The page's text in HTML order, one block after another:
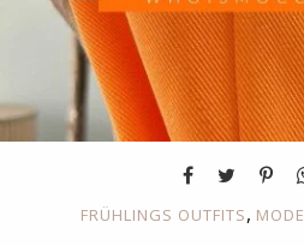
FRÜHLINGS OUTFITS, MODE